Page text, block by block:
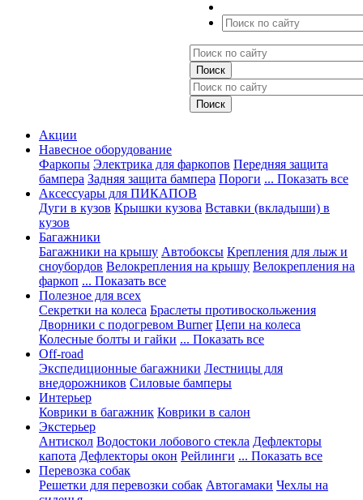
Акции
Навесное оборудование
Фаркопы Электрика для фаркопов Передняя защита
бампера Задняя защита бампера Пороги ... Показать все
Аксессуары для ПИКАПОВ
Дуги в кузов Крышки кузова Вставки (вкладыши) в
кузов
Багажники
Багажники на крышу Автобоксы Крепления для лыж и
сноубордов Велокрепления на крышу Велокрепления на
фаркоп ... Показать все
Полезное для всех
Секретки на колеса Браслеты противоскольжения
Дворники с подогревом Burner Цепи на колеса
Колесные болты и гайки ... Показать все
Off-road
Экспедиционные багажники Лестницы для
внедорожников Силовые бамперы
Интерьер
Коврики в багажник Коврики в салон
Экстерьер
Антискол Водостоки лобового стекла Дефлекторы
капота Дефлекторы окон Рейлинги ... Показать все
Перевозка собак
Решетки для перевозки собак Автогамаки Чехлы на